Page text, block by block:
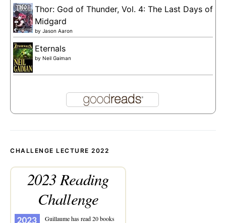
Thor: God of Thunder, Vol. 4: The Last Days of
Midgard
by Jason Aaron
Eternals
by Neil Gaiman
CHALLENGE LECTURE 2022
2023 Reading
Challenge
Guillaumehas read 20 books